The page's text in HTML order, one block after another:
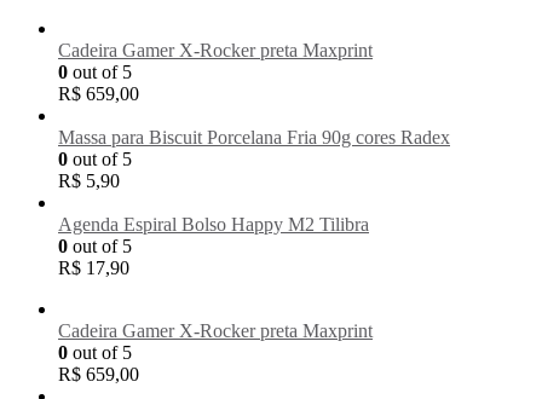
Cadeira Gamer X-Rocker preta Maxprint
0 out of 5
R$ 659,00
Massa para Biscuit Porcelana Fria 90g cores Radex
0 out of 5
R$ 5,90
Agenda Espiral Bolso Happy M2 Tilibra
0 out of 5
R$ 17,90
Cadeira Gamer X-Rocker preta Maxprint
0 out of 5
R$ 659,00